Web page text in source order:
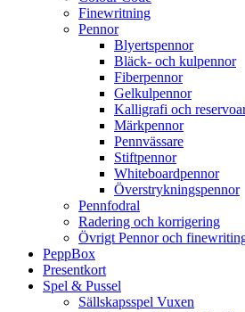
Finewritning
Pennor
Blyertspennor
Bläck- och kulpennor
Fiberpennor
Gelkulpennor
Kalligrafi och
Märkpennor
Pennvässare
Stiftpennor
Whiteboardpennor
Överstrykningspennor
Pennfodral
Radering och korrigering
Övrigt Pennor och
PeppBox
Presentkort
Spel & Pussel
Sällskapsspel Vuxen